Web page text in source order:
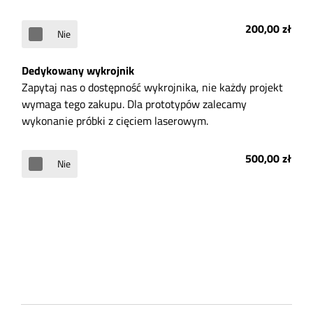
Nie 200,00 zł
Nie
Dedykowany wykrojnik
Zapytaj nas o dostępność wykrojnika, nie każdy projekt
wymaga tego zakupu. Dla prototypów zalecamy
wykonanie próbki z cięciem laserowym.
500,00 zł